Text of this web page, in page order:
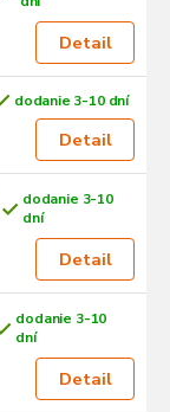
Detail
dodanie 3-10 dní
Detail
dodanie 3-10
dní
Detail
dodanie 3-10
dní
Detail